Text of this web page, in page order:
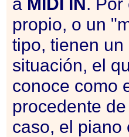
propio, o un
tipo, tienen
situación, el
conoce como
procedente
caso, el piano